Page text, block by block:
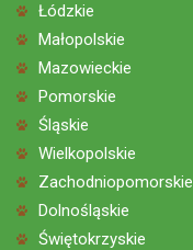
Łódzkie
Małopolskie
Mazowieckie
Pomorskie
Śląskie
Wielkopolskie
Zachodniopomorskie
Dolnośląskie
Świętokrzyskie